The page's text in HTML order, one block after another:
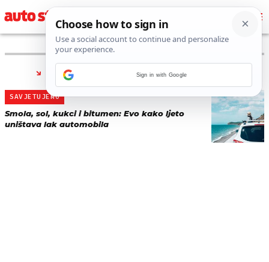
PRONAĐENO 1 REZULTATA ZA TAG “
SAVJETUJEMO
Smola, sol, kukci i bitumen: Evo kako ljeto
uništava lak automobila
Sign in with Google